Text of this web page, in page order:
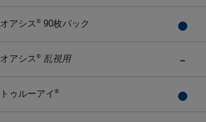
オアシス ® 90枚パック
オアシス ® 乱視用
トゥルーアイ ®